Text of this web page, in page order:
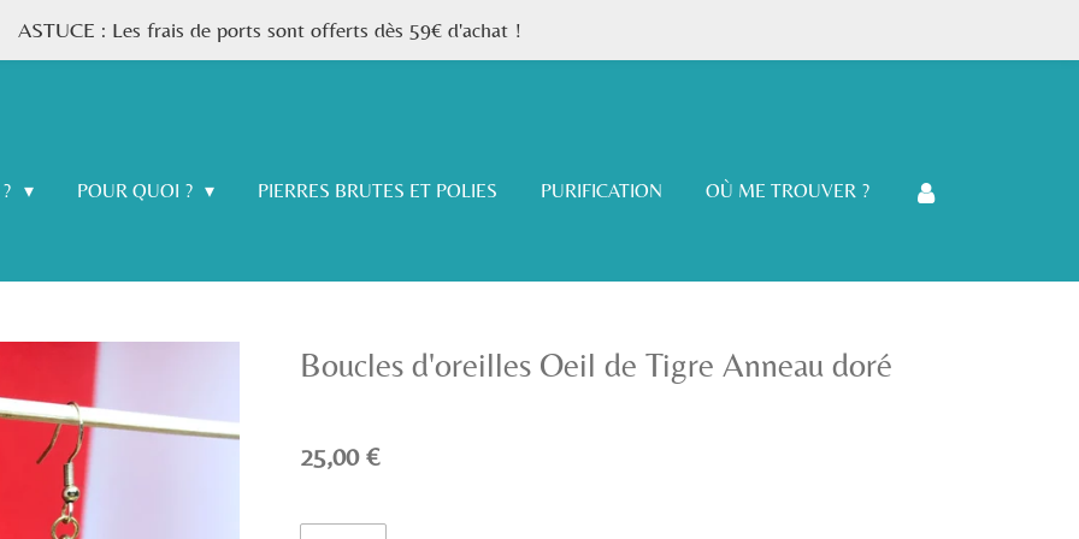
ASTUCE : Les frais de ports sont offerts dès 59€ d'achat !
POUR QUOI ? PIERRES BRUTES ET POLIES PURIFICATION OÙ ME TROUVER ?
Boucles d'oreilles Oeil de Tigre Anneau doré
25,00 €